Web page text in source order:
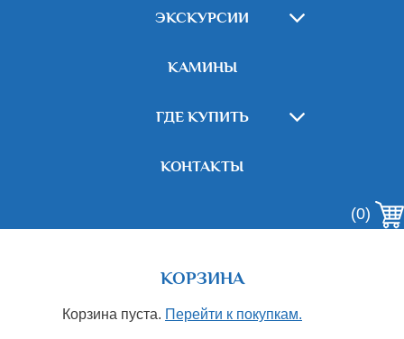
ЭКСКУРСИИ
КАМИНЫ
ГДЕ КУПИТЬ
КОНТАКТЫ
(0)
КОРЗИНА
Корзина пуста. Перейти к покупкам.